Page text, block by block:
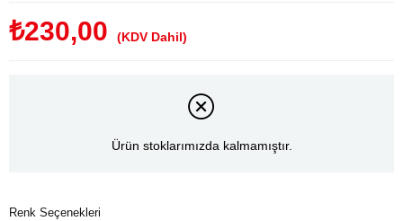
₺230,00 (KDV Dahil)
Ürün stoklarımızda kalmamıştır.
Renk Seçenekleri